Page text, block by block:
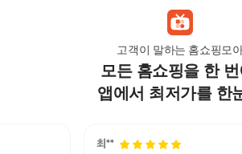
고객이 말하는 홈쇼핑모
모든 홈쇼핑을 한
앱에서 최저가를 한
강아지미용기 D18 T 102 모모
9,800 원